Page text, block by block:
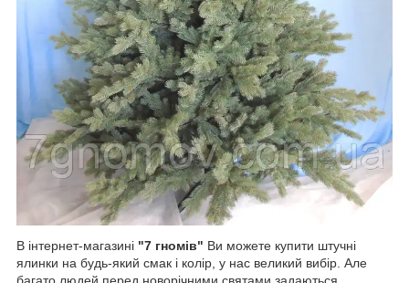
В інтернет-магазині "7 гномів" Ви можете купити штучні
ялинки на будь-який смак і колір, у нас великий вибір. Але